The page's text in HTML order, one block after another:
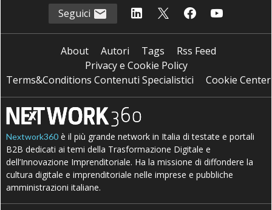
Seguici
About Autori Tags
Rss Feed
Privacy e Cookie Policy
Terms&Conditions Contenuti Specialistici
Cookie Center
Nextwork360 è il più grande network in Italia di testate e portali
B2B dedicati ai temi della Trasformazione Digitale e
dell’Innovazione Imprenditoriale. Ha la missione di diffondere la
cultura digitale e imprenditoriale nelle imprese e pubbliche
amministrazioni italiane.